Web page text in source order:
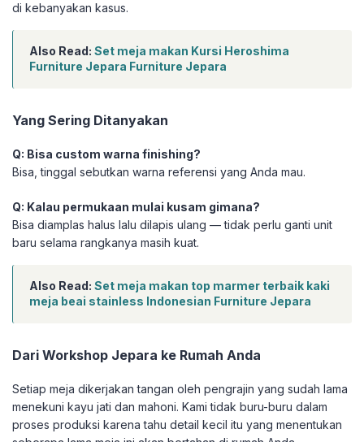
di kebanyakan kasus.
Also Read: Set meja makan Kursi Heroshima
Furniture Jepara Furniture Jepara
Yang Sering Ditanyakan
Q: Bisa custom warna finishing?
Bisa, tinggal sebutkan warna referensi yang Anda mau.
Q: Kalau permukaan mulai kusam gimana?
Bisa diamplas halus lalu dilapis ulang — tidak perlu ganti unit
baru selama rangkanya masih kuat.
Also Read: Set meja makan top marmer terbaik kaki
meja beai stainless Indonesian Furniture Jepara
Dari Workshop Jepara ke Rumah Anda
Setiap meja dikerjakan tangan oleh pengrajin yang sudah lama
menekuni kayu jati dan mahoni. Kami tidak buru-buru dalam
proses produksi karena tahu detail kecil itu yang menentukan